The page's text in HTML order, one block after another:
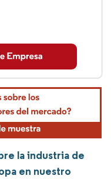
la industria de
en nuestro